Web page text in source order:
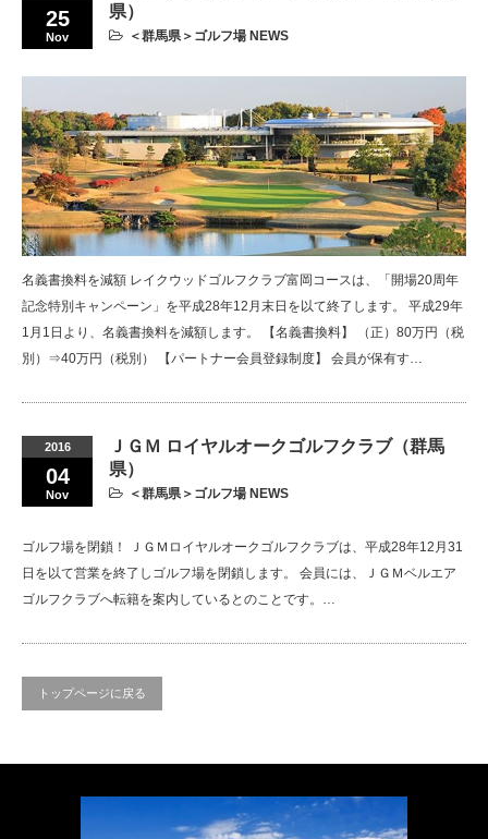
25
Nov
県）
＜群馬県＞ゴルフ場 NEWS
名義書換料を減額 レイクウッドゴルフクラブ富岡コースは、「開場20周年
記念特別キャンペーン」を平成28年12月末日を以て終了します。 平成29年
1月1日より、名義書換料を減額します。 【名義書換料】 （正）80万円（税
別）⇒40万円（税別） 【パートナー会員登録制度】 会員が保有す…
2016
04
Nov
ＪＧＭ ロイヤルオークゴルフクラブ（群馬
県）
＜群馬県＞ゴルフ場 NEWS
ゴルフ場を閉鎖！ ＪＧＭロイヤルオークゴルフクラブは、平成28年12月31
日を以て営業を終了しゴルフ場を閉鎖します。 会員には、ＪＧＭベルエア
ゴルフクラブへ転籍を案内しているとのことです。…
トップページに戻る